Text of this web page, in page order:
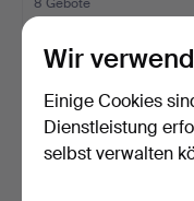
Wir
Einige Cookies
Dienstleistung
selbst verwalten